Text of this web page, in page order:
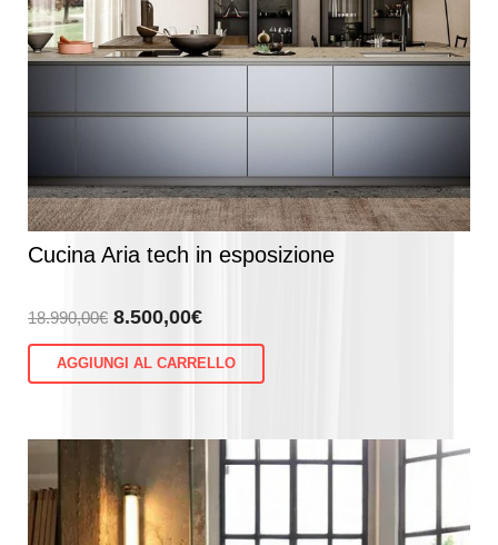
Cucina Aria tech in esposizione
18.990,00€ Il
prezzo
originale
8.500,00€Il
prezzo
attuale
AGGIUNGI AL CARRELLO